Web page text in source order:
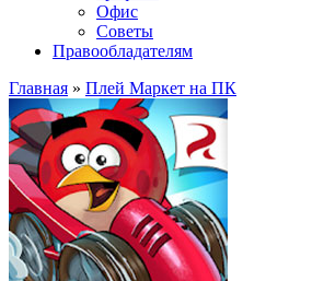
Офис
Советы
Правообладателям
Главная » Плей Маркет на ПК